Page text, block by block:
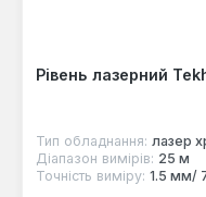
Рівень лазерний
Тип обладнання: лазер
Діапазон вимірів: 25 м
Точність виміру: 1.5 мм/